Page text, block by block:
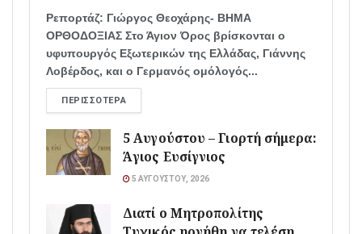
Ρεπορτάζ: Γιώργος Θεοχάρης- ΒΗΜΑ
ΟΡΘΟΔΟΞΙΑΣ Στο Άγιον Όρος βρίσκονται ο
υφυπουργός Εξωτερικών της Ελλάδας, Γιάννης
Λοβέρδος, και ο Γερμανός ομόλογός...
ΠΕΡΙΣΣΌΤΕΡΑ
5 Αυγούστου – Γιορτή σήμερα:
Άγιος Ευσίγνιος
5 ΑΥΓΟΎΣΤΟΥ, 2026
Διατί ο Μητροπολίτης